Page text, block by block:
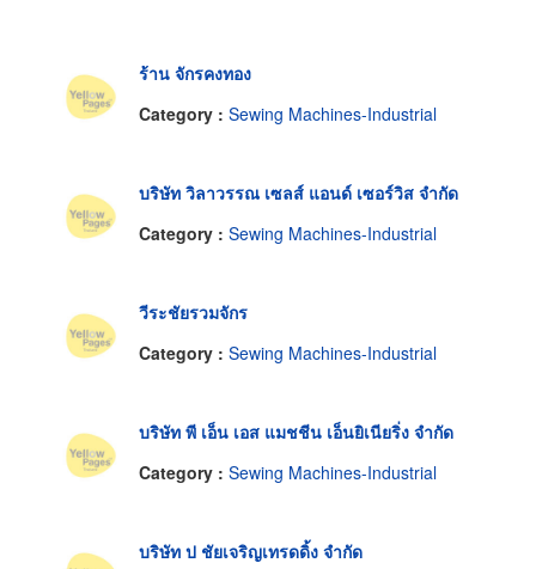
ร้าน จักรคงทอง
Category : Sewing Machines-Industrial
บริษัท วิลาวรรณ เซลส์ แอนด์ เซอร์วิส จำกัด
Category : Sewing Machines-Industrial
วีระชัยรวมจักร
Category : Sewing Machines-Industrial
บริษัท พี เอ็น เอส แมชชีน เอ็นยิเนียริ่ง จำกัด
Category : Sewing Machines-Industrial
บริษัท ป ชัยเจริญเทรดดิ้ง จำกัด